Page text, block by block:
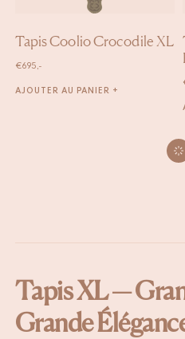
Tapis Coolio Crocodile XL
€695,-
AJOUTER AU PANIER +
Tapis XL —
Grande